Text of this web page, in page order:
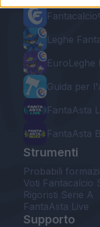
Leghe
EuroLeghe
Guida per
FantaAsta
FantaAsta
Strumenti
Probabili
Voti Fantacalcio
Rigoristi Serie A
FantaAsta Live
Supporto